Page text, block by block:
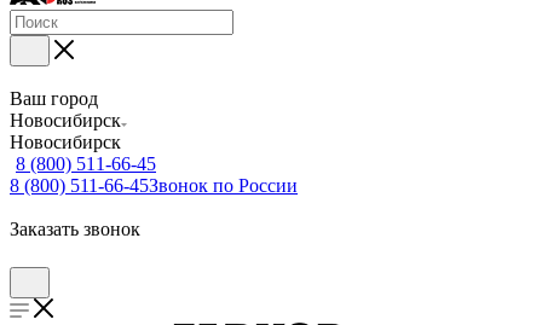
Ваш город
Новосибирск
Новосибирск
8 (800) 511-66-45
8 (800) 511-66-45Звонок по России
Заказать звонок